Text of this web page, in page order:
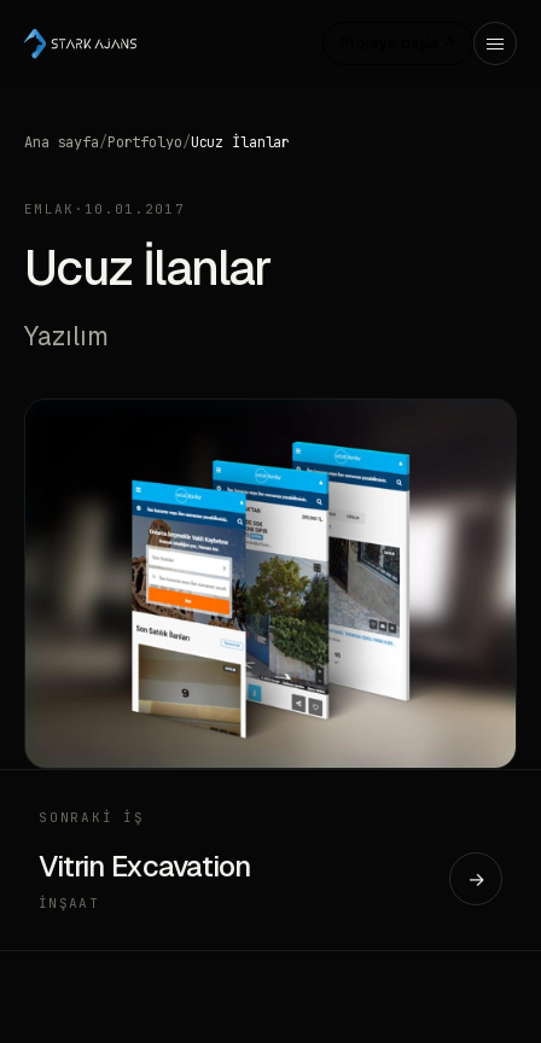
Ana sayfa/Portfolyo/Ucuz İlanlar
EMLAK · 10.01.2017
Ucuz İlanlar
Yazılım
SONRAKİ İŞ
Vitrin Excavation
İNŞAAT
→